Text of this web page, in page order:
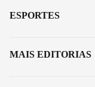
ESPORTES
MAIS EDITORIAS